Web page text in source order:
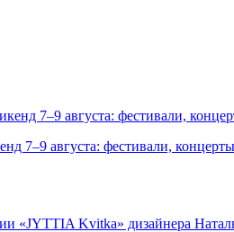
7–9 августа: фестивали,